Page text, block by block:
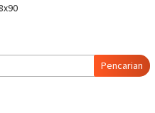
Pencarian